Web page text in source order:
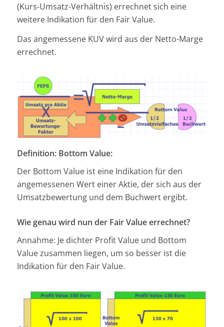
(Kurs-Umsatz-Verhältnis) errechnet sich eine
weitere Indikation für den Fair Value.
Das angemessene KUV wird aus der Netto-Marge
errechnet.
Definition: Bottom Value:
Der Bottom Value ist eine Indikation für den
angemessenen Wert einer Aktie, der sich aus der
Umsatzbewertung und dem Buchwert ergibt.
Wie genau wird nun der Fair Value errechnet?
Annahme: Je dichter Profit Value und Bottom
Value zusammen liegen, um so besser ist die
Indikation für den Fair Value.